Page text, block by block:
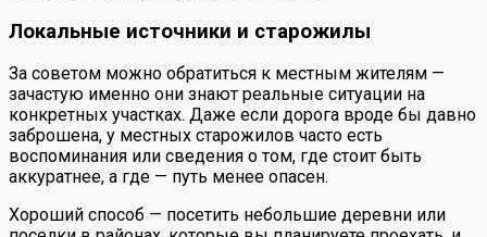
Локальные источники и старожилы
За советом можно обратиться к местным жителям —
зачастую именно они знают реальные ситуации на
конкретных участках. Даже если дорога вроде бы давно
заброшена, у местных старожилов часто есть
воспоминания или сведения о том, где стоит быть
аккуратнее, а где — путь менее опасен.
Хороший способ — посетить небольшие деревни или